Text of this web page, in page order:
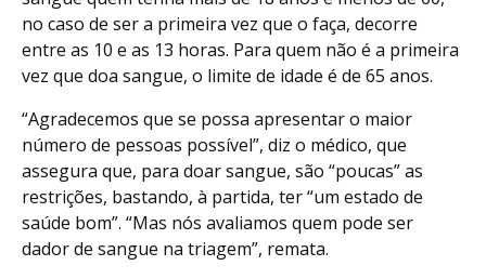
no caso de ser a primeira vez que o faça, decorre
entre as 10 e as 13 horas. Para quem não é a primeira
vez que doa sangue, o limite de idade é de 65 anos.
“Agradecemos que se possa apresentar o maior
número de pessoas possível”, diz o médico, que
assegura que, para doar sangue, são “poucas” as
restrições, bastando, à partida, ter “um estado de
saúde bom”. “Mas nós avaliamos quem pode ser
dador de sangue na triagem”, remata.